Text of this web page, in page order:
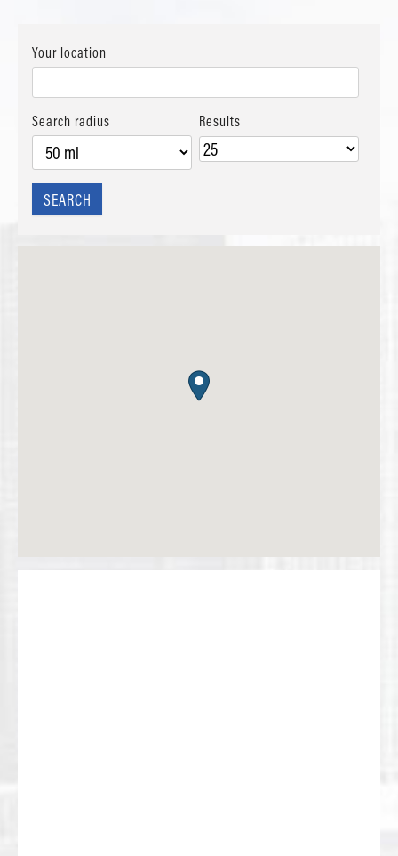
Your location
Search radius Results